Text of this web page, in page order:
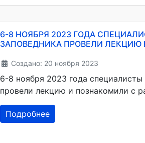
6-8 НОЯБРЯ 2023 ГОДА
ЗАПОВЕДНИКА ПРОВЕЛИ
Создано: 20 ноября 2023
6-8 ноября 2023 года
провели лекцию и познакомили с
Подробнее